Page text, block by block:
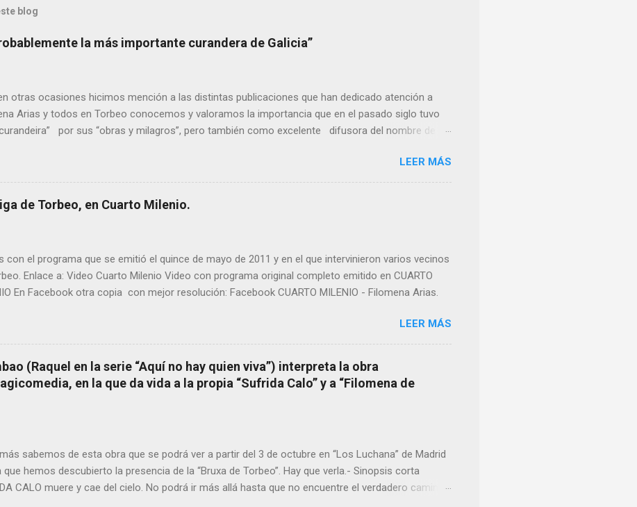
blog
la más importante curandera de Galicia”
otras ocasiones hicimos mención a las distintas publicaciones que han dedicado atención a
Arias y todos en Torbeo conocemos y valoramos la importancia que en el pasado siglo tuvo
por sus “obras y milagros”, pero también como excelente difusora del nombre de
curandera de Galicia” . En esta ocasión retomamos el tema para hacer mención a
PATIÑO REGUEIRA (ya fallecido) cuyo empeño por estudiar y dar a conocer a esta “sabia” y por
a Torbeo no le fue nunca suficientemente reconocido. También reproducimos integro el articulo
el año 2000 publico Ángel Arnaiz recogiendo información de primera mano que le suministraron
LEER MÁS
de Torbeo, en Cuarto Milenio.
con el programa que se emitió el quince de mayo de 2011 y en el que intervinieron varios vecinos
Enlace a: Video Cuarto Milenio Video con programa original completo emitido en CUARTO
En Facebook otra copia con mejor resolución: Facebook CUARTO MILENIO - Filomena Arias.
LEER MÁS
(Raquel en la serie “Aquí no hay quien viva”) interpreta la obra
en la que da vida a la propia “Sufrida Calo” y a “Filomena de
sabemos de esta obra que se podrá ver a partir del 3 de octubre en “Los Luchana” de Madrid
que hemos descubierto la presencia de la “Bruxa de Torbeo”. Hay que verla.- Sinopsis corta
CALO muere y cae del cielo. No podrá ir más allá hasta que no encuentre el verdadero camino.